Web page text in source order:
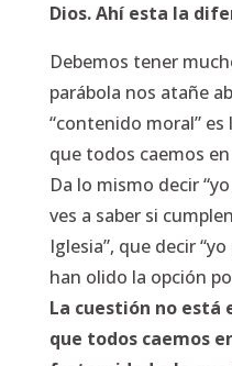
Dios. Ahí esta la
Debemos tener
parábola nos atañe
“contenido moral” es
que todos caemos
Da lo mismo decir
ves a saber si
Iglesia”, que decir
han olido la opción
La cuestión no está
que todos caemos